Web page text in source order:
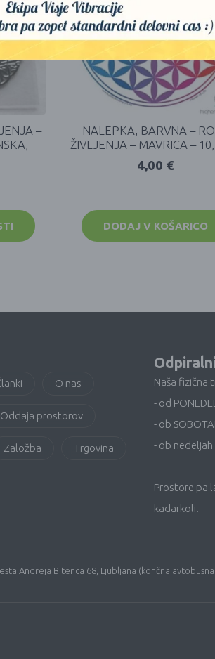
–
NALEPKA, BARVNA –
ŽIVLJENJA – MAVRICA –
4,00 €
DODAJ V KOŠARICO
O nas
Oddaja prostorov
Založba Trgovina
Naša fizična
- od
- ob
- ob
Prostore pa
kadarkoli.
Andreja Bitenca 68, Ljubljana (končna avtobusna